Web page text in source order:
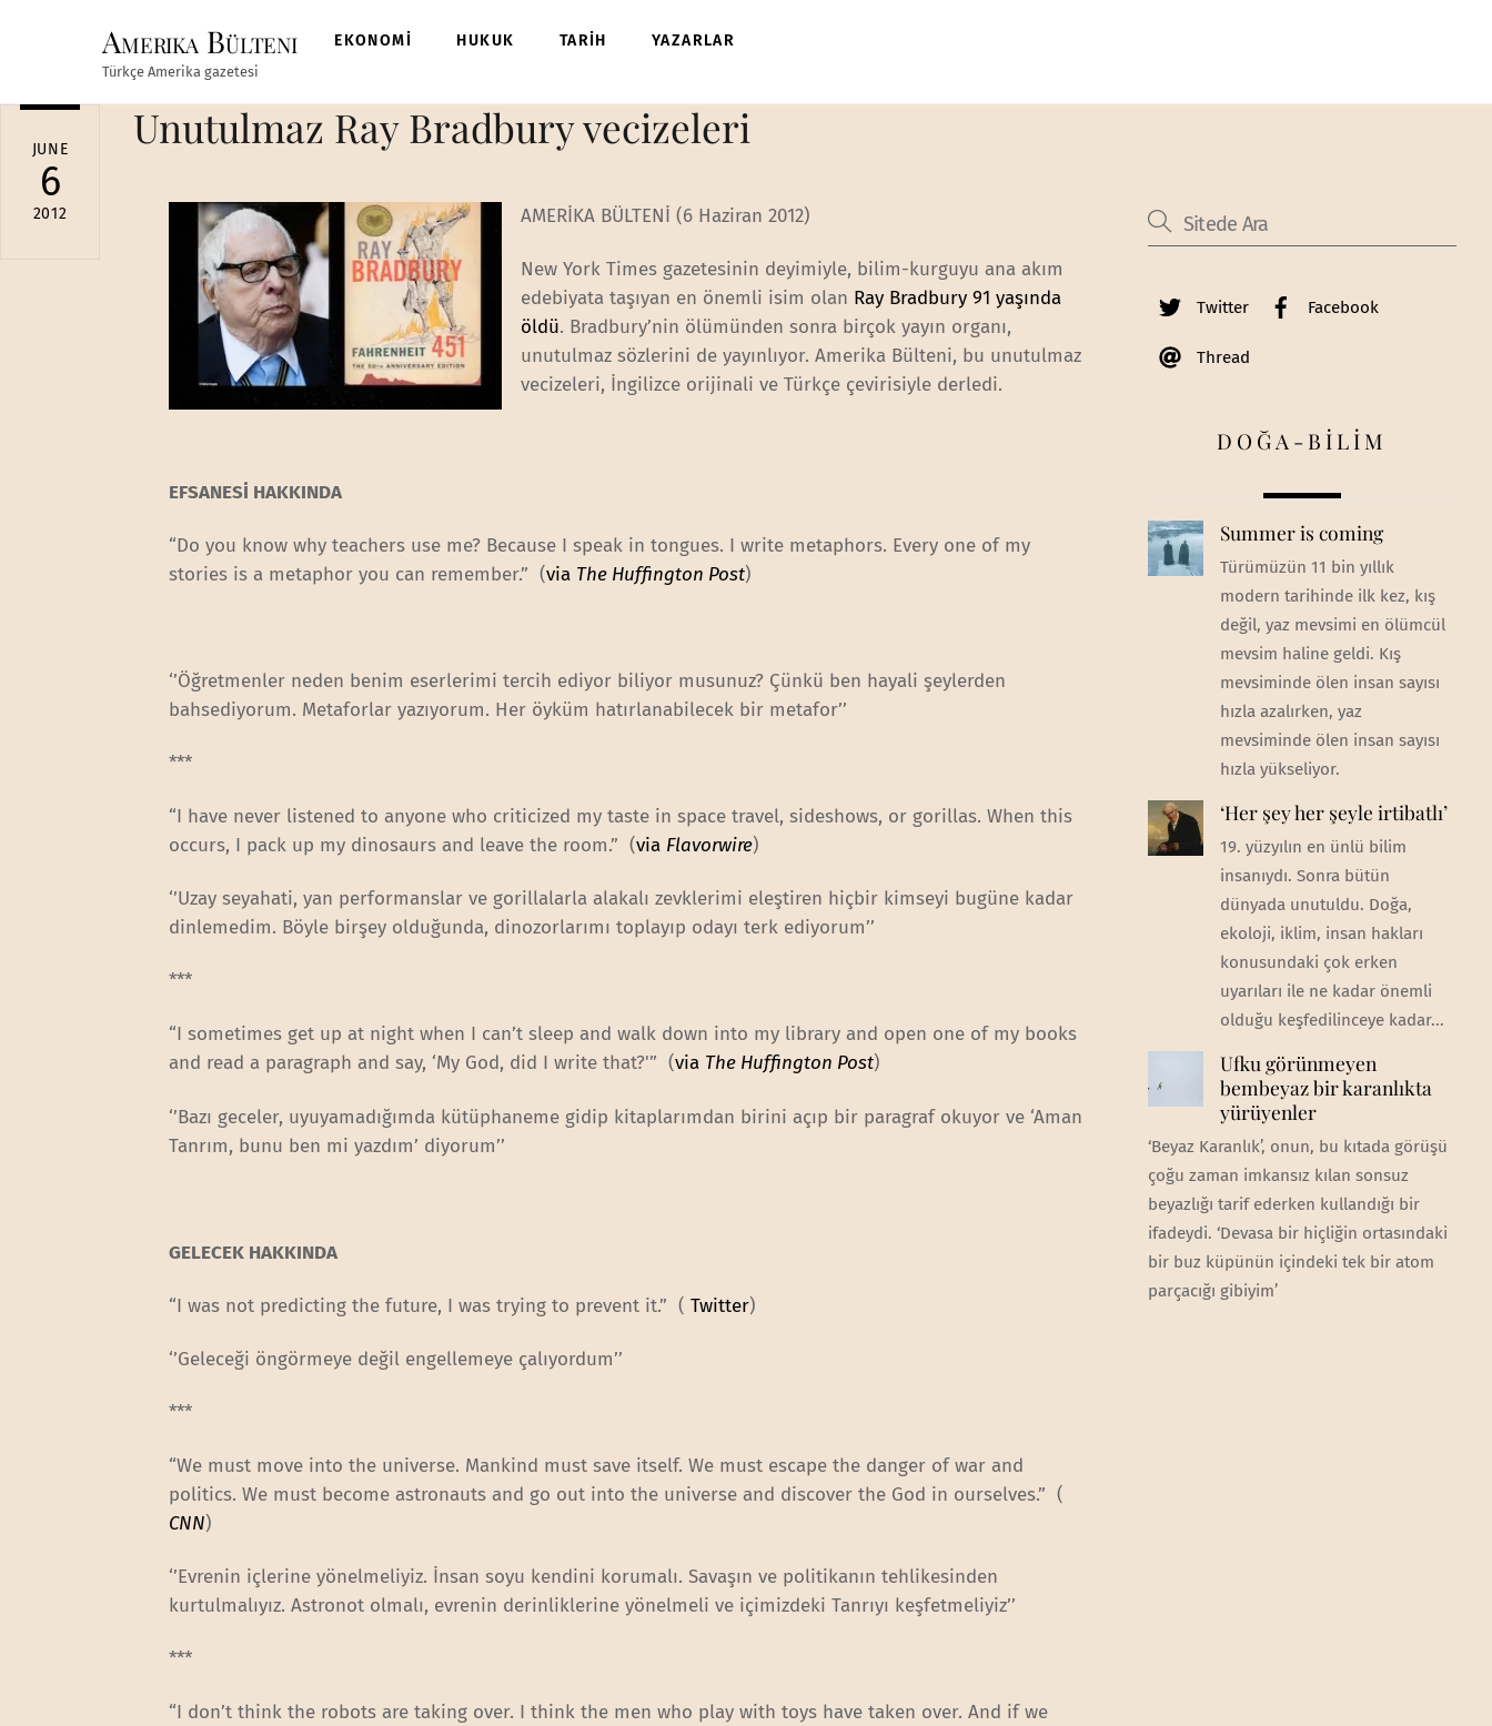
Amerika Bülteni
Türkçe Amerika gazetesi
EKONOMİ HUKUK TARİH YAZARLAR
JUNE
6
2012
Unutulmaz Ray Bradbury vecizeleri
AMERİKA BÜLTENİ (6 Haziran 2012)
New York Times gazetesinin deyimiyle, bilim-kurguyu ana akım
edebiyata taşıyan en önemli isim olan Ray Bradbury 91 yaşında
öldü. Bradbury’nin ölümünden sonra birçok yayın organı,
unutulmaz sözlerini de yayınlıyor. Amerika Bülteni, bu unutulmaz
vecizeleri, İngilizce orijinali ve Türkçe çevirisiyle derledi.
EFSANESİ HAKKINDA
“Do you know why teachers use me? Because I speak in tongues. I write metaphors. Every one of my
stories is a metaphor you can remember.” (via The Huffington Post)
‘’Öğretmenler neden benim eserlerimi tercih ediyor biliyor musunuz? Çünkü ben hayali şeylerden
bahsediyorum. Metaforlar yazıyorum. Her öyküm hatırlanabilecek bir metafor’’
***
“I have never listened to anyone who criticized my taste in space travel, sideshows, or gorillas. When this
occurs, I pack up my dinosaurs and leave the room.” (via Flavorwire)
‘’Uzay seyahati, yan performanslar ve gorillalarla alakalı zevklerimi eleştiren hiçbir kimseyi bugüne kadar
dinlemedim. Böyle birşey olduğunda, dinozorlarımı toplayıp odayı terk ediyorum’’
***
“I sometimes get up at night when I can’t sleep and walk down into my library and open one of my books
and read a paragraph and say, ‘My God, did I write that?'” (via The Huffington Post)
‘’Bazı geceler, uyuyamadığımda kütüphaneme gidip kitaplarımdan birini açıp bir paragraf okuyor ve ‘Aman
Tanrım, bunu ben mi yazdım’ diyorum’’
GELECEK HAKKINDA
“I was not predicting the future, I was trying to prevent it.” ( Twitter)
‘’Geleceği öngörmeye değil engellemeye çalıyordum’’
***
“We must move into the universe. Mankind must save itself. We must escape the danger of war and
politics. We must become astronauts and go out into the universe and discover the God in ourselves.” (
CNN)
‘’Evrenin içlerine yönelmeliyiz. İnsan soyu kendini korumalı. Savaşın ve politikanın tehlikesinden
kurtulmalıyız. Astronot olmalı, evrenin derinliklerine yönelmeli ve içimizdeki Tanrıyı keşfetmeliyiz’’
***
“I don’t think the robots are taking over. I think the men who play with toys have taken over. And if we
Twitter Facebook
Thread
DOĞA-BİLİM
Summer is coming
Türümüzün 11 bin yıllık
modern tarihinde ilk kez, kış
değil, yaz mevsimi en ölümcül
mevsim haline geldi. Kış
mevsiminde ölen insan sayısı
hızla azalırken, yaz
mevsiminde ölen insan sayısı
hızla yükseliyor.
‘Her şey her şeyle irtibatlı’
19. yüzyılın en ünlü bilim
insanıydı. Sonra bütün
dünyada unutuldu. Doğa,
ekoloji, iklim, insan hakları
konusundaki çok erken
uyarıları ile ne kadar önemli
olduğu keşfedilinceye kadar...
Ufku görünmeyen
bembeyaz bir karanlıkta
yürüyenler
‘Beyaz Karanlık’, onun, bu kıtada görüşü
çoğu zaman imkansız kılan sonsuz
beyazlığı tarif ederken kullandığı bir
ifadeydi. ‘Devasa bir hiçliğin ortasındaki
bir buz küpünün içindeki tek bir atom
parçacığı gibiyim’